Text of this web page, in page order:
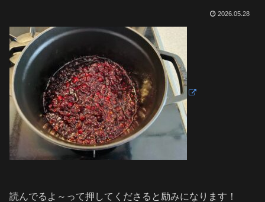
2026.05.28
読んでるよ～って押してくださると励みになります！